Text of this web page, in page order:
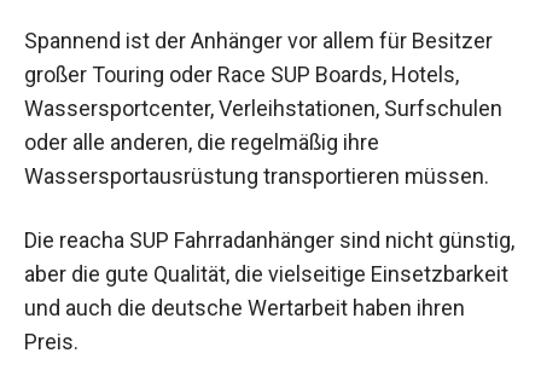
Spannend ist der Anhänger vor allem für Besitzer
großer Touring oder Race SUP Boards, Hotels,
Wassersportcenter, Verleihstationen, Surfschulen
oder alle anderen, die regelmäßig ihre
Wassersportausrüstung transportieren müssen.
Die reacha SUP Fahrradanhänger sind nicht günstig,
aber die gute Qualität, die vielseitige Einsetzbarkeit
und auch die deutsche Wertarbeit haben ihren
Preis.